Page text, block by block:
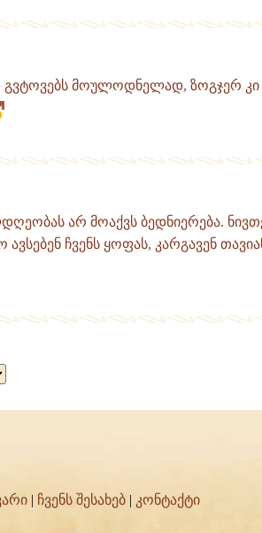
გვტოვებს მოულოდნელად, ზოგჯერ კი
არ მოაქვს ბედნიერება.
ჩვენს ყოფას, კარგავენ
| ჩვენს შესახებ | კონტაქტი